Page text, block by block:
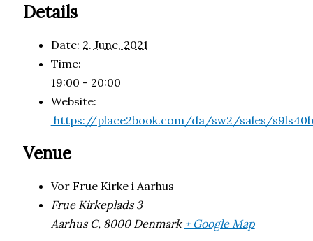
Details
Date: 2. June, 2021
Time:
19:00 - 20:00
Website:
https://place2book.com/da/sw2/sales/
Venue
Vor Frue Kirke i Aarhus
Frue Kirkeplads 3
Aarhus C, 8000 Denmark + Google Map